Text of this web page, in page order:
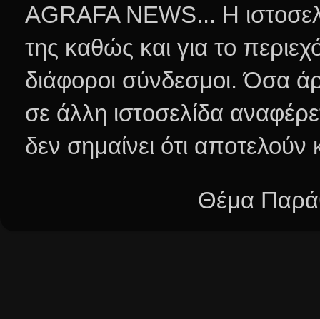
AGRAFA NEWS... Η
της καθώς και για το
διάφοροι σύνδεσμοι.Όσα
σε άλλη ιστοσελίδα
δεν σημαίνει ότι
Θέμα